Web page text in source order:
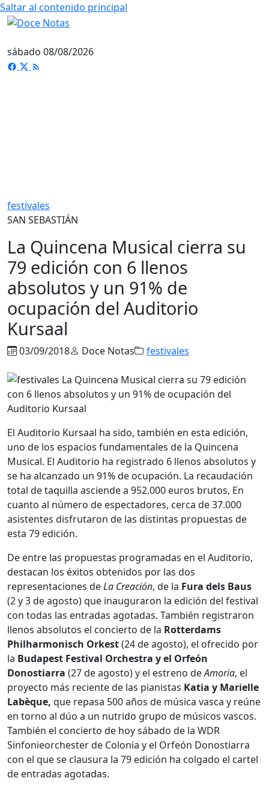
Saltar al contenido principal
sábado 08/08/2026
festivales
SAN SEBASTIÁN
La Quincena Musical cierra su
79 edición con 6 llenos
absolutos y un 91% de
ocupación del Auditorio
Kursaal
03/09/2018 Doce Notas festivales
El Auditorio Kursaal ha sido, también en esta edición,
uno de los espacios fundamentales de la Quincena
Musical. El Auditorio ha registrado 6 llenos absolutos y
se ha alcanzado un 91% de ocupación. La recaudación
total de taquilla asciende a 952.000 euros brutos, En
cuanto al número de espectadores, cerca de 37.000
asistentes disfrutaron de las distintas propuestas de
esta 79 edición.
De entre las propuestas programadas en el Auditorio,
destacan los éxitos obtenidos por las dos
representaciones deLa Creación, de la Fura dels Baus
(2 y 3 de agosto) que inauguraron la edición del festival
con todas las entradas agotadas. También registraron
llenos absolutos el concierto de la Rotterdams
Philharmonisch Orkest(24 de agosto), el ofrecido por
la Budapest Festival Orchestra y el Orfeón
Donostiarra (27 de agosto) y el estreno deAmoria, el
proyecto más reciente de las pianistas Katia y Marielle
Labèque, que repasa 500 años de música vasca y reúne
en torno al dúo a un nutrido grupo de músicos vascos.
También el concierto de hoy sábado de la WDR
Sinfonieorchester de Colonia y el Orfeón Donostiarra
con el que se clausura la 79 edición ha colgado el cartel
de entradas agotadas.